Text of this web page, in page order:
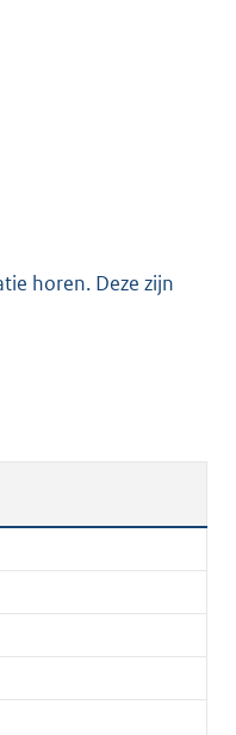
horen. Deze zijn